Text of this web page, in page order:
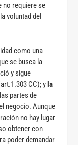
no requiere se
voluntad del
como una
se busca la
y sigue
CC); y la
partes de
negocio. Aunque
no hay lugar
obtener con
poder demandar